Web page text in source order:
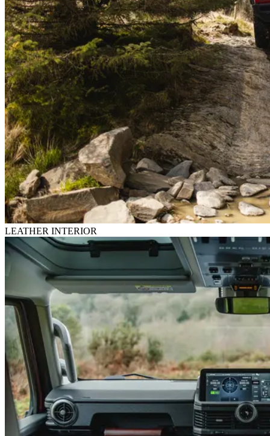
LEATHER INTERIOR